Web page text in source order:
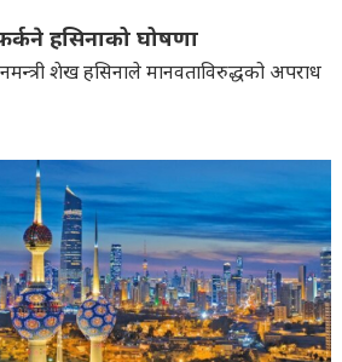
हसिनाको घोषणा
शेख हसिनाले मानवताविरुद्धको अपराध